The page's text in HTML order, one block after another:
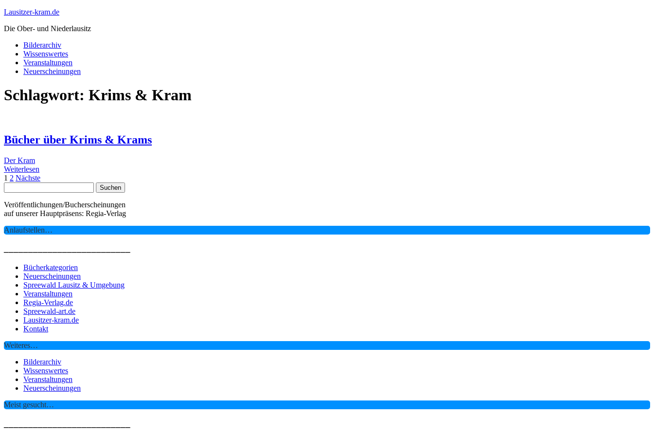
Lausitzer-kram.de
Die Ober- und Niederlausitz
Bilderarchiv
Wissenswertes
Veranstaltungen
Neuerscheinungen
Schlagwort: Krims & Kram
Bücher über Krims & Krams
Der Kram
Weiterlesen
Beitragsnavigation
1 2 Nächste
nach:
Veröffentlichungen/Bucherscheinungen
auf unserer Hauptpräsens: Regia-Verlag
Anlaufstellen…
Bücherkategorien
Neuerscheinungen
Spreewald Lausitz & Umgebung
Veranstaltungen
Regia-Verlag.de
Spreewald-art.de
Lausitzer-kram.de
Kontakt
Weiteres…
Bilderarchiv
Wissenswertes
Veranstaltungen
Neuerscheinungen
Meist gesucht…